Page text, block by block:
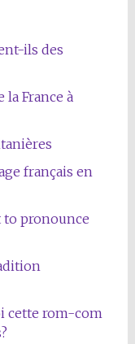
ils des
la France à
français en
to pronounce
cette rom-com